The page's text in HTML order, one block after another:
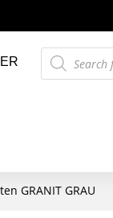
Products
search
GRANIT GRAU